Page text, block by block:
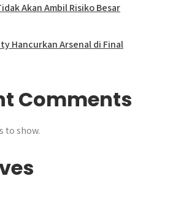
Akan Ambil Risiko Besar
Hancurkan Arsenal di Final
Comments
to show.